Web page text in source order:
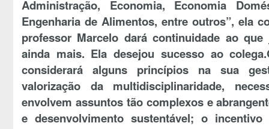
Administração, Economia, Economia
Engenharia de Alimentos, entre outros”, ela
professor Marcelo dará continuidade ao
ainda mais. Ela desejou sucesso ao
considerará alguns princípios na sua
valorização da multidisciplinaridade,
envolvem assuntos tão complexos e
e desenvolvimento sustentável; o